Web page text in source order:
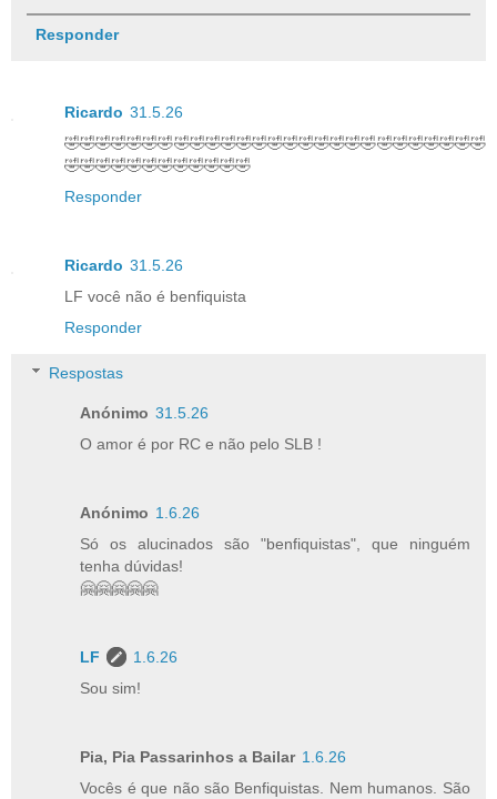
Responder
Ricardo 31.5.26
🤣🤣🤣🤣🤣🤣🤣🤣🤣🤣🤣🤣🤣🤣🤣🤣🤣🤣🤣🤣🤣🤣🤣🤣🤣🤣🤣
🤣🤣🤣🤣🤣🤣🤣🤣🤣🤣🤣🤣
Responder
Ricardo 31.5.26
LF você não é benfiquista
Responder
Respostas
Anónimo 31.5.26
O amor é por RC e não pelo SLB !
Anónimo 1.6.26
Só os alucinados são "benfiquistas", que ninguém
tenha dúvidas!
🤗🤗🤗🤗🤗
LF
1.6.26
Sou sim!
Pia, Pia Passarinhos a Bailar 1.6.26
Vocês é que não são Benfiquistas. Nem humanos. São